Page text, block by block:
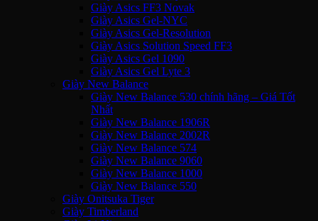
Giày Asics FF3 Novak
Giày Asics Gel-NYC
Giày Asics Gel-Resolution
Giày Asics Solution Speed FF3
Giày Asics Gel 1090
Giày Asics Gel Lyte 3
Giày New Balance
Giày New Balance 530 chính hãng – Giá Tốt
Nhất
Giày New Balance 1906R
Giày New Balance 2002R
Giày New Balance 574
Giày New Balance 9060
Giày New Balance 1000
Giày New Balance 550
Giày Onitsuka Tiger
Giày Timberland